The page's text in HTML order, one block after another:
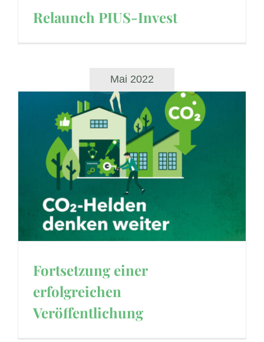
Relaunch PIUS-Invest
Mai 2022
Fortsetzung einer
erfolgreichen
Veröffentlichung